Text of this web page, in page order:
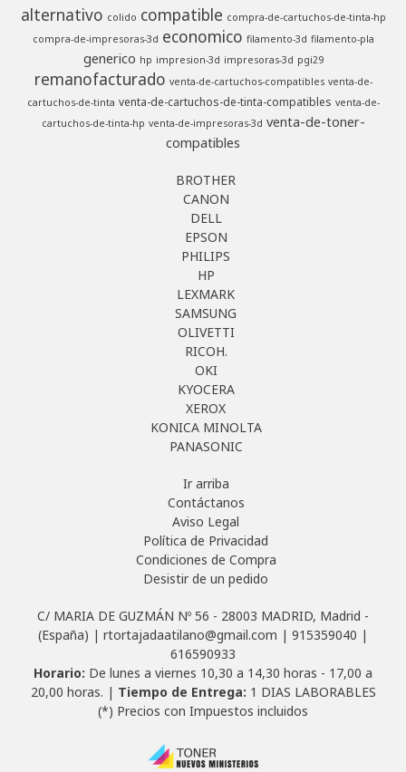
alternativo colido compatible compra-de-cartuchos-de-tinta-hp
compra-de-impresoras-3d economico filamento-3d filamento-pla
generico hp impresion-3d impresoras-3d pgi29
remanofacturado venta-de-cartuchos-compatibles venta-de-
cartuchos-de-tinta venta-de-cartuchos-de-tinta-compatibles venta-de-
cartuchos-de-tinta-hp venta-de-impresoras-3d venta-de-toner-
compatibles
BROTHER
CANON
DELL
EPSON
PHILIPS
HP
LEXMARK
SAMSUNG
OLIVETTI
RICOH.
OKI
KYOCERA
XEROX
KONICA MINOLTA
PANASONIC
Ir arriba
Contáctanos
Aviso Legal
Política de Privacidad
Condiciones de Compra
Desistir de un pedido
C/ MARIA DE GUZMÁN Nº 56 - 28003 MADRID, Madrid -
(España) | rtortajadaatilano@gmail.com | 915359040 |
616590933
Horario: De lunes a viernes 10,30 a 14,30 horas - 17,00 a
20,00 horas. | Tiempo de Entrega: 1 DIAS LABORABLES
(*) Precios con Impuestos incluidos